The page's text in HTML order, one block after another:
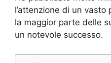
l’attenzione di un
la maggior parte delle
un notevole successo.